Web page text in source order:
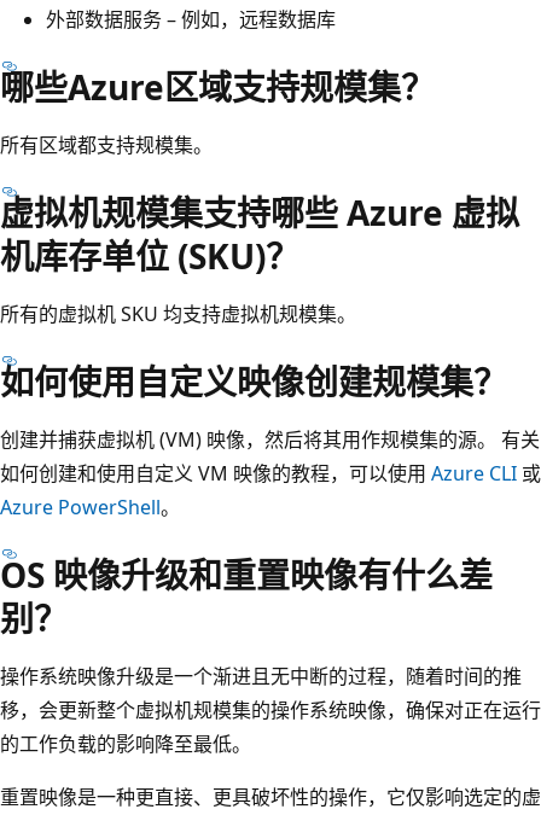
外部数据服务 – 例如，远程数据库
哪些Azure区域支持规模集？
所有区域都支持规模集。
虚拟机规模集支持哪些 Azure 虚拟
机库存单位 (SKU)？
所有的虚拟机 SKU 均支持虚拟机规模集。
如何使用自定义映像创建规模集？
创建并捕获虚拟机 (VM) 映像，然后将其用作规模集的源。 有关
如何创建和使用自定义 VM 映像的教程，可以使用 Azure CLI 或
Azure PowerShell。
OS 映像升级和重置映像有什么差
别？
操作系统映像升级是一个渐进且无中断的过程，随着时间的推
移，会更新整个虚拟机规模集的操作系统映像，确保对正在运行
的工作负载的影响降至最低。
重置映像是一种更直接、更具破坏性的操作，它仅影响选定的虚